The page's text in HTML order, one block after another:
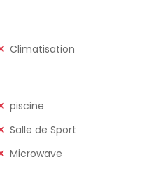
Climatisation
piscine
Salle de Sport
Microwave